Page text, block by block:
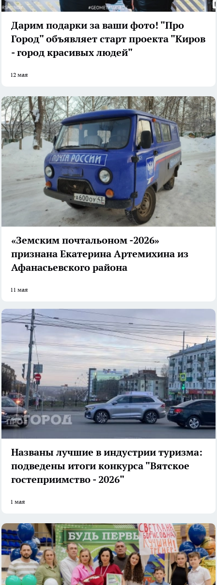
Дарим подарки за ваши фото! "Про
Город" объявляет старт проекта "Киров
- город красивых людей"
12 мая
«Земским почтальоном -2026»
признана Екатерина Артемихина из
Афанасьевского района
11 мая
Названы лучшие в индустрии туризма:
подведены итоги конкурса "Вятское
гостеприимство - 2026"
1 мая